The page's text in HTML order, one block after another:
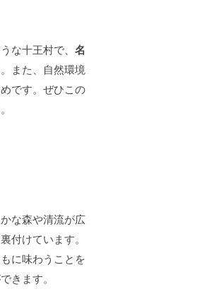
な十王村で、 名
また、自然環境
です。ぜひこの
な森や清流が広
付けています。
に味わうことを
きます。